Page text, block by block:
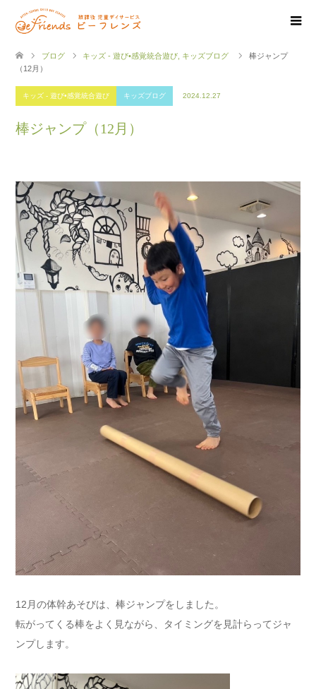
ブログ キッズ - 遊び•感覚統合遊び キッズブログ
棒ジャンプ
（12月）
キッズ - 遊び•感覚統合遊び キッズブログ 2024.12.27
棒ジャンプ（12月）
12月の体幹あそびは、棒ジャンプをしました。
転がってくる棒をよく見ながら、タイミングを見計らってジャ
ンプします。